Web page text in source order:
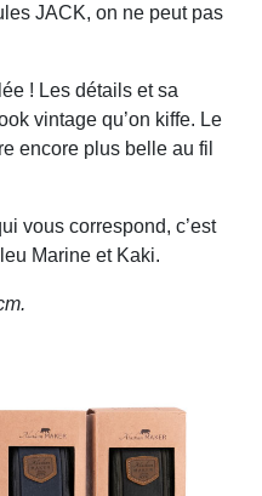
JACK, on ne peut pas
! Les détails et sa
vintage qu’on kiffe. Le
encore plus belle au fil
vous correspond, c’est
Marine et Kaki.